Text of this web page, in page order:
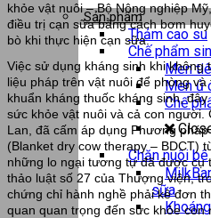
Sản phẩm
Thảm cao su
Chế phẩm
Men
Men ủ
Chế
Chăn nuôi bê
sữa
khỏe vật nuôi – Bộ Nông nghiệp
điều trị cạn sữa bằng cách bơm
bò khi thực hiện cạn sữa.
Việc sử dụng kháng sinh khi
liệu pháp trên vật nuôi để phòng
khuẩn kháng thuốc kháng sinh,
sức khỏe vật nuôi và cả con người.
Lan, đã cấm áp dụng Phương
(Blanket dry cow therapy – BDCT)
những lo ngại tương tự đã được cụ
thảo luật số 27 của Thượng viện,
chứng chỉ hành nghề phải kê đơn
quan quan trọng đến sức khỏe con